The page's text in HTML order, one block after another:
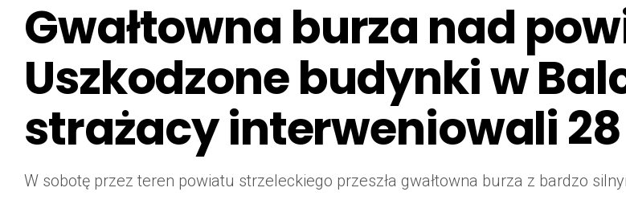
Gwałtowna burza nad
Uszkodzone budynki w
strażacy interweniowali
W sobotę przez teren powiatu strzeleckiego przeszła gwałtowna burza z bardzo